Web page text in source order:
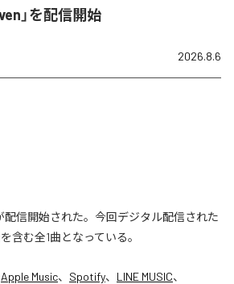
」を配信開始
2026.8.6
配信開始された。今回デジタル配信された
含む全1曲となっている。
Apple Music、 Spotify、 LINE MUSIC、